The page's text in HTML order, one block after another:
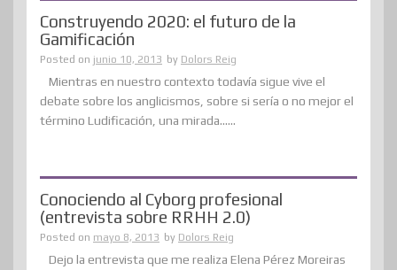
Construyendo 2020: el futuro de la
Gamificación
Posted on junio 10, 2013 by Dolors Reig
Mientras en nuestro contexto todavía sigue vive el
debate sobre los anglicismos, sobre si sería o no mejor el
término Ludificación, una mirada......
Conociendo al Cyborg profesional
(entrevista sobre RRHH 2.0)
Posted on mayo 8, 2013 by Dolors Reig
Dejo la entrevista que me realiza Elena Pérez Moreiras